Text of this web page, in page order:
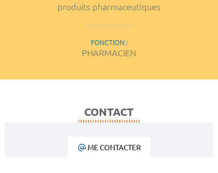
produits pharmaceutiques
FONCTION :
PHARMACIEN
CONTACT
ME CONTACTER